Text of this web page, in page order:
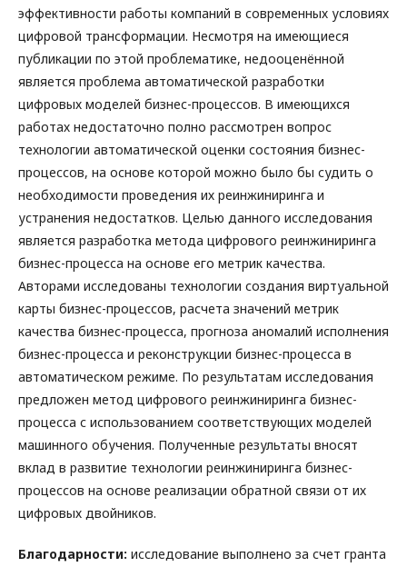
эффективности работы компаний в современных условиях
цифровой трансформации. Несмотря на имеющиеся
публикации по этой проблематике, недооценённой
является проблема автоматической разработки
цифровых моделей бизнес-процессов. В имеющихся
работах недостаточно полно рассмотрен вопрос
технологии автоматической оценки состояния бизнес-
процессов, на основе которой можно было бы судить о
необходимости проведения их реинжиниринга и
устранения недостатков. Целью данного исследования
является разработка метода цифрового реинжиниринга
бизнес-процесса на основе его метрик качества.
Авторами исследованы технологии создания виртуальной
карты бизнес-процессов, расчета значений метрик
качества бизнес-процесса, прогноза аномалий исполнения
бизнес-процесса и реконструкции бизнес-процесса в
автоматическом режиме. По результатам исследования
предложен метод цифрового реинжиниринга бизнес-
процесса с использованием соответствующих моделей
машинного обучения. Полученные результаты вносят
вклад в развитие технологии реинжиниринга бизнес-
процессов на основе реализации обратной связи от их
цифровых двойников.
Благодарности: исследование выполнено за счет гранта